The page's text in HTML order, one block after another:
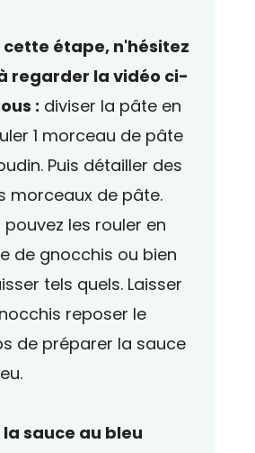
cette étape, n'hésitez
regarder la vidéo ci-
: diviser la pâte en
1 morceau de pâte
Puis détailler des
morceaux de pâte.
pouvez les rouler en
de gnocchis ou bien
tels quels. Laisser
reposer le
de préparer la sauce
la sauce au bleu